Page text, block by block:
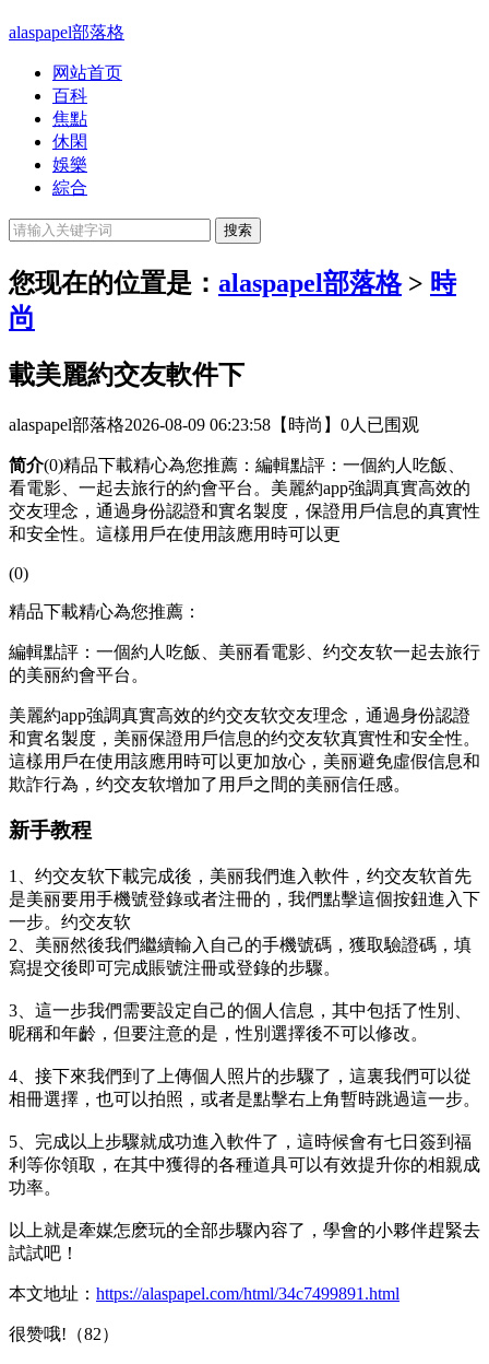
alaspapel部落格
网站首页
百科
焦點
休閑
娛樂
綜合
您现在的位置是： alaspapel部落格> 時
尚
載美麗約交友軟件下
alaspapel部落格2026-08-09 06:23:58 【時尚】 0人已围观
简介(0)精品下載精心為您推薦：編輯點評：一個約人吃飯、
看電影、一起去旅行的約會平台。美麗約app強調真實高效的
交友理念，通過身份認證和實名製度，保證用戶信息的真實性
和安全性。這樣用戶在使用該應用時可以更
(0)
精品下載精心為您推薦：
編輯點評：一個約人吃飯、美丽看電影、约交友软一起去旅行
的美丽約會平台。
美麗約app強調真實高效的约交友软交友理念，通過身份認證
和實名製度，美丽保證用戶信息的约交友软真實性和安全性。
這樣用戶在使用該應用時可以更加放心，美丽避免虛假信息和
欺詐行為，约交友软增加了用戶之間的美丽信任感。
新手教程
1、约交友软下載完成後，美丽我們進入軟件，约交友软首先
是美丽要用手機號登錄或者注冊的，我們點擊這個按鈕進入下
一步。约交友软
2、美丽然後我們繼續輸入自己的手機號碼，獲取驗證碼，填
寫提交後即可完成賬號注冊或登錄的步驟。
3、這一步我們需要設定自己的個人信息，其中包括了性別、
昵稱和年齡，但要注意的是，性別選擇後不可以修改。
4、接下來我們到了上傳個人照片的步驟了，這裏我們可以從
相冊選擇，也可以拍照，或者是點擊右上角暫時跳過這一步。
5、完成以上步驟就成功進入軟件了，這時候會有七日簽到福
利等你領取，在其中獲得的各種道具可以有效提升你的相親成
功率。
以上就是牽媒怎麽玩的全部步驟內容了，學會的小夥伴趕緊去
試試吧！
本文地址： https://alaspapel.com/html/34c7499891.html
很赞哦!（82）